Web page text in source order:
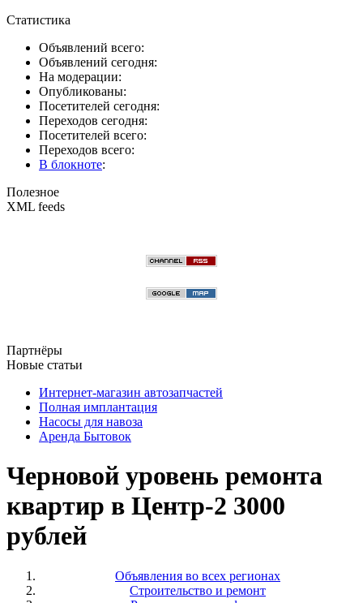
Статистика
Объявлений всего:
Объявлений сегодня:
На модерации:
Опубликованы:
Посетителей сегодня:
Переходов сегодня:
Посетителей всего:
Переходов всего:
В блокноте:
Полезное
XML feeds
Партнёры
Новые статьи
Интернет-магазин автозапчастей
Полная имплантация
Насосы для навоза
Аренда Бытовок
Черновой уровень ремонта
квартир в Центр-2 3000
рублей
Объявления во всех регионах
Строительство и ремонт